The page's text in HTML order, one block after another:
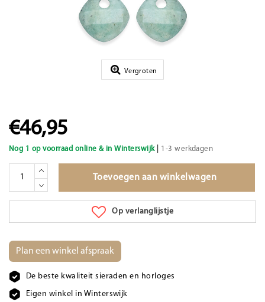
Vergroten
€46,95
Nog 1 op voorraad online & in Winterswijk| 1-3 werkdagen
Toevoegen aan winkelwagen
Op verlanglijstje
Plan een winkel afspraak
De beste kwaliteit sieraden en horloges
Eigen winkel in Winterswijk